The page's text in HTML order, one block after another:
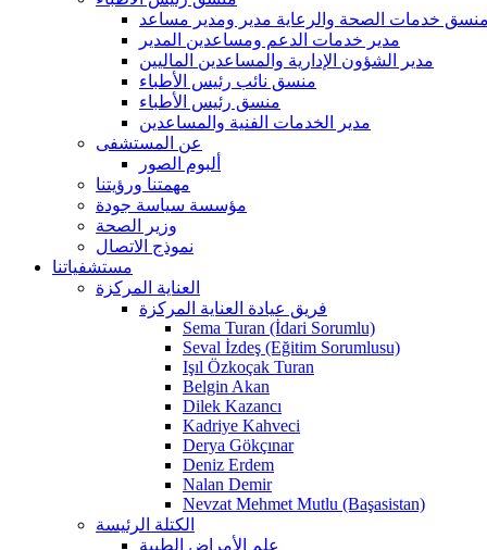
خدمات الصحة والرعاية مدير ومدير مساعد
مدير خدمات الدعم ومساعدين المدير
مدير الشؤون الإدارية والمساعدين الماليين
منسق نائب رئيس الأطباء
منسق رئيس الأطباء
مدير الخدمات الفنية والمساعدين
عن المستشفى
ألبوم الصور
مهمتنا ورؤيتنا
مؤسسة سياسة جودة
وزير الصحة
نموذج الاتصال
مستشفياتنا
العناية المركزة
فريق عيادة العناية المركزة
Sema Turan (İdari Sorumlu)
Seval İzdeş (Eğitim Sorumlusu)
Işıl Özkoçak Turan
Belgin Akan
Dilek Kazancı
Kadriye Kahveci
Derya Gökçınar
Deniz Erdem
Nalan Demir
Nevzat Mehmet Mutlu (Başasistan)
الكتلة الرئيسة
علم الأمراض الطبية